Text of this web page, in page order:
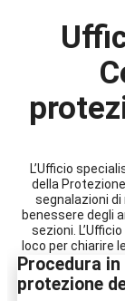
L’Ufficio
della
segnalazioni
benessere degli
sezioni.
loco per chiarire
informa i
mostra loro i
Procedura
protezione